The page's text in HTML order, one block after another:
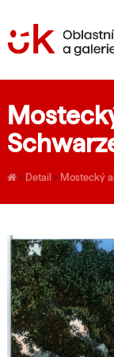
› Detail › Mostecký